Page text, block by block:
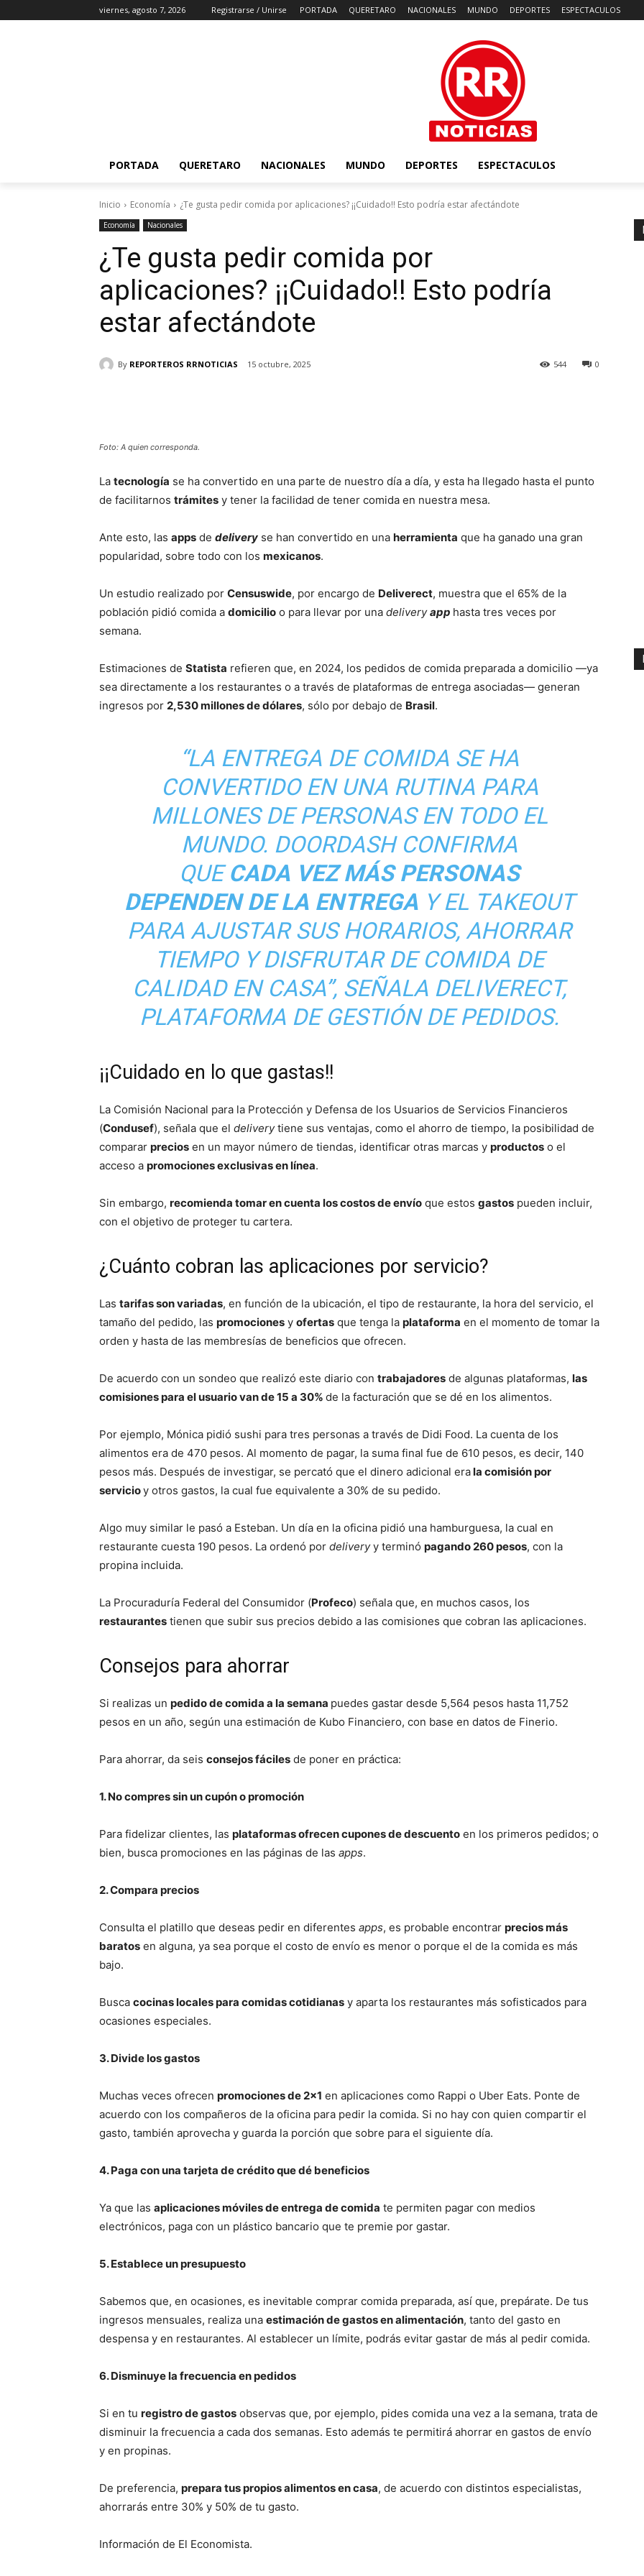
viernes, agosto 7, 2026 Registrarse / Unirse PORTADA QUERETARO NACIONALES MUNDO DEPORTES ESPECTACULOS
PORTADA QUERETARO NACIONALES MUNDO DEPORTES ESPECTACULOS
Inicio Economía ¿Te gusta pedir comida por aplicaciones? ¡¡Cuidado!! Esto podría estar afectándote
Economía Nacionales
¿Te gusta pedir comida por
aplicaciones? ¡¡Cuidado!! Esto podría
estar afectándote
By REPORTEROS RRNOTICIAS 15 octubre, 2025 0
544
Foto: A quien corresponda.
La tecnología se ha convertido en una parte de nuestro día a día, y esta ha llegado hasta el punto
de facilitarnos trámites y tener la facilidad de tener comida en nuestra mesa.
Ante esto, las apps de delivery se han convertido en una herramienta que ha ganado una gran
popularidad, sobre todo con los mexicanos.
Un estudio realizado por Censuswide, por encargo de Deliverect, muestra que el 65% de la
población pidió comida a domicilio o para llevar por una deliveryapp hasta tres veces por
semana.
Estimaciones de Statista refieren que, en 2024, los pedidos de comida preparada a domicilio —ya
sea directamente a los restaurantes o a través de plataformas de entrega asociadas— generan
ingresos por 2,530 millones de dólares, sólo por debajo de Brasil.
“LA ENTREGA DE COMIDA SE HA
CONVERTIDO EN UNA RUTINA PARA
MILLONES DE PERSONAS EN TODO EL
MUNDO. DOORDASH CONFIRMA
QUECADA VEZ MÁS PERSONAS
DEPENDEN DE LA ENTREGA Y EL TAKEOUT
PARA AJUSTAR SUS HORARIOS, AHORRAR
TIEMPO Y DISFRUTAR DE COMIDA DE
CALIDAD EN CASA”, SEÑALA DELIVERECT,
PLATAFORMA DE GESTIÓN DE PEDIDOS.
¡¡Cuidado en lo que gastas!!
La Comisión Nacional para la Protección y Defensa de los Usuarios de Servicios Financieros
(Condusef), señala que el deliverytiene sus ventajas, como el ahorro de tiempo, la posibilidad de
comparar precios en un mayor número de tiendas, identificar otras marcas y productos o el
acceso a promociones exclusivas en línea.
Sin embargo, recomienda tomar en cuenta los costos de envío que estos gastos pueden incluir,
con el objetivo de proteger tu cartera.
¿Cuánto cobran las aplicaciones por servicio?
Las tarifasson variadas, en función de la ubicación, el tipo de restaurante, la hora del servicio, el
tamaño del pedido, las promociones y ofertas que tenga la plataforma en el momento de tomar la
orden y hasta de las membresías de beneficios que ofrecen.
De acuerdo con un sondeo que realizó este diario con trabajadores de algunas plataformas, las
comisiones para el usuario van de 15 a 30% de la facturación que se dé en los alimentos.
Por ejemplo, Mónica pidió sushi para tres personas a través de Didi Food. La cuenta de los
alimentos era de 470 pesos. Al momento de pagar, la suma final fue de 610 pesos, es decir, 140
pesos más. Después de investigar, se percató que el dinero adicional erala comisión por
servicioy otros gastos, la cual fue equivalente a 30% de su pedido.
Algo muy similar le pasó a Esteban. Un día en la oficina pidió una hamburguesa, la cual en
restaurante cuesta 190 pesos. La ordenó por deliveryy terminó pagando 260 pesos, con la
propina incluida.
La Procuraduría Federal del Consumidor (Profeco) señala que, en muchos casos, los
restaurantes tienen que subir sus precios debido a las comisiones que cobran las aplicaciones.
Consejos para ahorrar
Si realizas un pedido de comida a la semana puedes gastar desde 5,564 pesos hasta 11,752
pesos en un año, según una estimación de Kubo Financiero, con base en datos de Finerio.
Para ahorrar, da seis consejos fáciles de poner en práctica:
1. No compres sin un cupón o promoción
Para fidelizar clientes, las plataformas ofrecen cupones de descuento en los primeros pedidos; o
bien, busca promociones en las páginas de las apps.
2. Compara precios
Consulta el platillo que deseas pedir en diferentes apps, es probable encontrar precios más
baratos en alguna, ya sea porque el costo de envío es menor o porque el de la comida es más
bajo.
Busca cocinas locales para comidas cotidianas y aparta los restaurantes más sofisticados para
ocasiones especiales.
3. Divide los gastos
Muchas veces ofrecen promociones de 2×1 en aplicaciones como Rappi o Uber Eats. Ponte de
acuerdo con los compañeros de la oficina para pedir la comida. Si no hay con quien compartir el
gasto, también aprovecha y guarda la porción que sobre para el siguiente día.
4. Paga con una tarjeta de crédito que dé beneficios
Ya que las aplicaciones móviles de entrega de comida te permiten pagar con medios
electrónicos, paga con un plástico bancario que te premie por gastar.
5. Establece un presupuesto
Sabemos que, en ocasiones, es inevitable comprar comida preparada, así que, prepárate. De tus
ingresos mensuales, realiza una estimación de gastos en alimentación, tanto del gasto en
despensa y en restaurantes. Al establecer un límite, podrás evitar gastar de más al pedir comida.
6. Disminuye la frecuencia en pedidos
Si en tu registro de gastos observas que, por ejemplo, pides comida una vez a la semana, trata de
disminuir la frecuencia a cada dos semanas. Esto además te permitirá ahorrar en gastos de envío
y en propinas.
De preferencia, prepara tus propios alimentos en casa, de acuerdo con distintos especialistas,
ahorrarás entre 30% y 50% de tu gasto.
Información de El Economista.